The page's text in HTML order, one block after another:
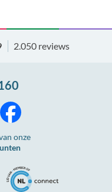
2.050 reviews
onze